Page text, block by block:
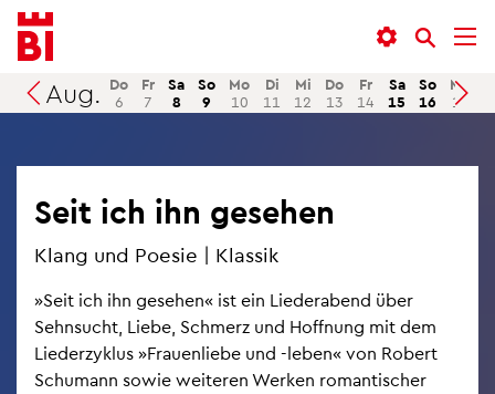
In­
halt
an­
sprin­
Menü
an­
sprin­
gen
Suche
an­
sprin­
gen
Suchen
Aug. Do
6
Fr
7
Sa
8
So
9
Mo
10
Di
11
Mi
12
Do
13
Fr
14
Sa
15
So
16
Mo
17
Seit ich ihn ge­se­hen
Klang und Poe­sie | Klas­sik
»Seit ich ihn ge­se­hen« ist ein Lie­der­abend über
Sehn­sucht, Liebe, Schmerz und Hoff­nung mit dem
Lie­der­zy­klus »Frau­en­lie­be und -leben« von Ro­bert
Schu­mann sowie wei­te­ren Wer­ken ro­man­ti­scher